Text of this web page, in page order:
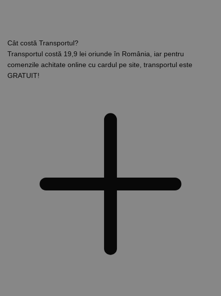
Cât costă Transportul?
Transportul costă 19,9 lei oriunde în România, iar pentru
comenzile achitate online cu cardul pe site, transportul este
GRATUIT!